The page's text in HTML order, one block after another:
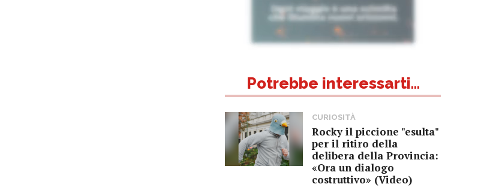
Potrebbe interessarti...
CURIOSITÀ
Rocky il piccione "esulta"
per il ritiro della
delibera della Provincia:
«Ora un dialogo
costruttivo» (Video)